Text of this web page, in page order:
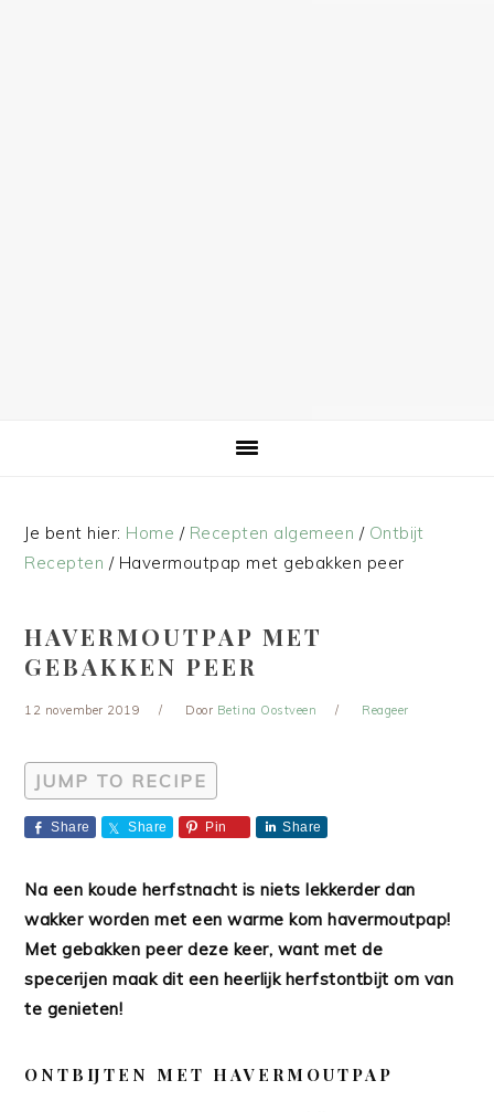
Je bent hier: Home / Recepten algemeen / Ontbijt
Recepten /Havermoutpap met gebakken peer
HAVERMOUTPAP MET
GEBAKKEN PEER
12 november 2019 Door Betina Oostveen Reageer
JUMP TO RECIPE
Share Share Pin Share
Na een koude herfstnacht is niets lekkerder dan
wakker worden met een warme kom havermoutpap!
Met gebakken peer deze keer, want met de
specerijen maak dit een heerlijk herfstontbijt om van
te genieten!
ONTBIJTEN MET HAVERMOUTPAP